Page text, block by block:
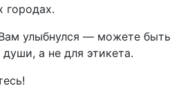
городах.
улыбнулся — можете быть
а не для этикета.